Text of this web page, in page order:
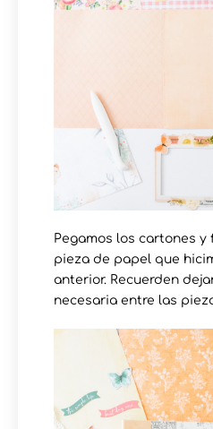
Pegamos los cartones
pieza de papel que
anterior. Recuerden
necesaria entre las